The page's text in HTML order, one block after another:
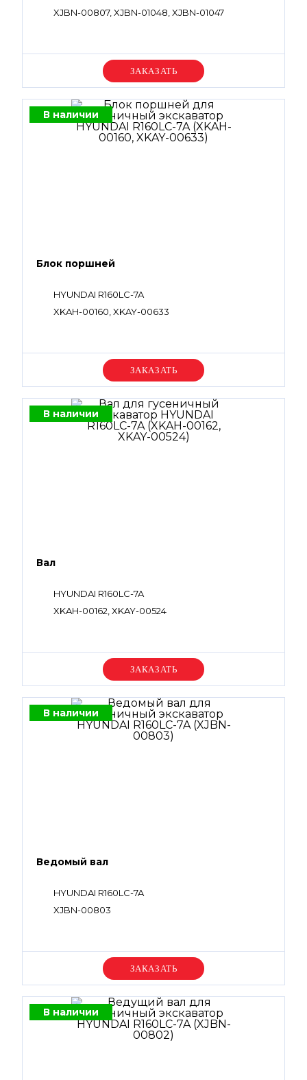
XJBN-00807, XJBN-01048, XJBN-01047
Уточняйте цену
В наличии
Блок поршней
HYUNDAI R160LC-7A
XKAH-00160, XKAY-00633
Уточняйте цену
В наличии
Вал
HYUNDAI R160LC-7A
XKAH-00162, XKAY-00524
Уточняйте цену
В наличии
Ведомый вал
HYUNDAI R160LC-7A
XJBN-00803
Уточняйте цену
В наличии